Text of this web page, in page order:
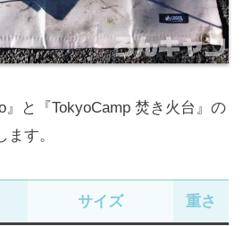
』と『TokyoCamp 焚き火台』の
ます。
サイズ 重さ